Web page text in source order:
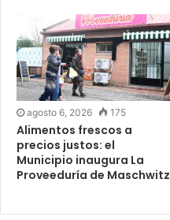
agosto 6, 2026 175
Alimentos frescos a
precios justos: el
Municipio inaugura La
Proveeduría de Maschwitz